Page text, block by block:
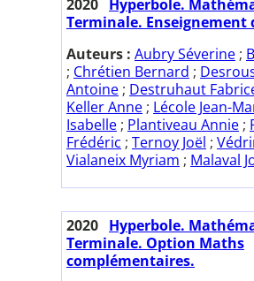
2020 Hyperbole.
Terminale. Enseignement
Auteurs : Aubry Séverine ;
; Chrétien Bernard ;
Antoine ; Destruhaut
Keller Anne ; Lécole Jean-
Isabelle ; Plantiveau Annie ;
Frédéric ; Ternoy Joël ;
Vialaneix Myriam ; Malaval
2020 Hyperbole.
Terminale. Option Maths
complémentaires.